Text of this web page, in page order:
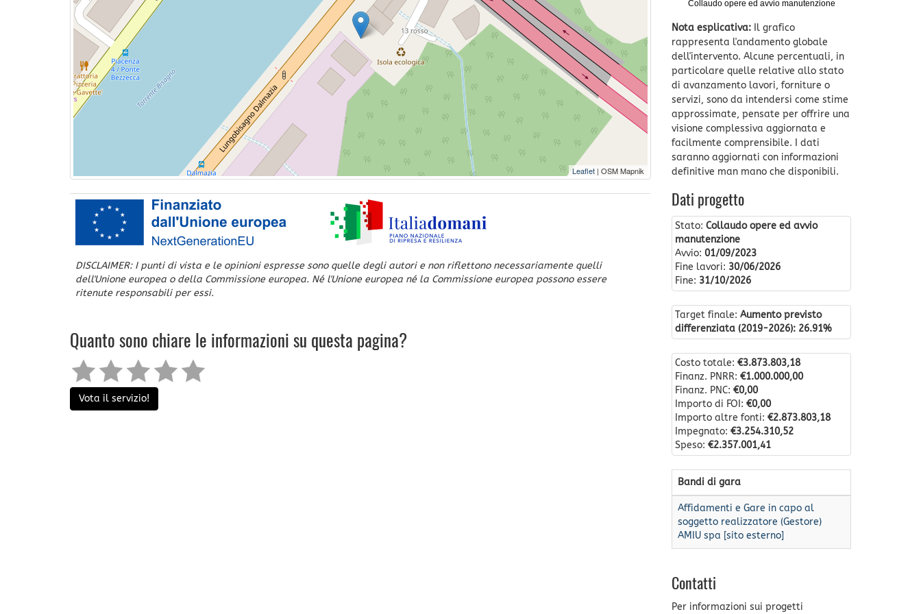
Leaflet| OSM Mapnik
DISCLAIMER: I punti di vista e le opinioni espresse sono quelle degli autori e non riflettono necessariamente quelli
dell'Unione europea o della Commissione europea. Né l'Unione europea né la Commissione europea possono essere
ritenute responsabili per essi.
Quanto sono chiare le informazioni su questa pagina?
Vota il servizio!
Collaudo opere ed avvio manutenzione
Nota esplicativa:Il grafico
rappresenta l'andamento globale
dell'intervento. Alcune percentuali, in
particolare quelle relative allo stato
di avanzamento lavori, forniture o
servizi, sono da intendersi come stime
approssimate, pensate per offrire una
visione complessiva aggiornata e
facilmente comprensibile. I dati
saranno aggiornati con informazioni
definitive man mano che disponibili.
Dati progetto
Stato: Collaudo opere ed avvio
manutenzione
Avvio: 01/09/2023
Fine lavori: 30/06/2026
Fine: 31/10/2026
Target finale: Aumento previsto
differenziata (2019-2026): 26.91%
Costo totale: €3.873.803,18
Finanz. PNRR: €1.000.000,00
Finanz. PNC: €0,00
Importo di FOI: €0,00
Importo altre fonti: €2.873.803,18
Impegnato: €3.254.310,52
Speso: €2.357.001,41
Bandi di gara
Affidamenti e Gare in capo al
soggetto realizzatore (Gestore)
AMIU spa [sito esterno]
Contatti
Per informazioni sui progetti